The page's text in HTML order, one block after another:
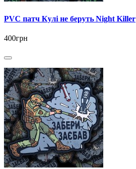
PVC патч Кулі не беруть Night Killer
400грн